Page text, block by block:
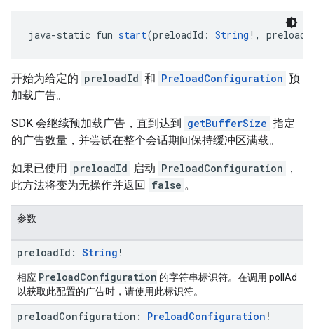
java-static fun start(preloadId: String !,
开始为给定的 preloadId 和 PreloadConfiguration 预
加载广告。
SDK 会继续预加载广告，直到达到 getBufferSize 指定
的广告数量，并尝试在整个会话期间保持缓冲区满载。
如果已使用 preloadId 启动 PreloadConfiguration
，
此方法将变为无操作并返回 false 。
参数
preloadId: String !
相应 PreloadConfiguration 的字符串标识符。在调用 pollAd
以获取此配置的广告时，请使用此标识符。
preloadConfiguration: PreloadConfiguration !